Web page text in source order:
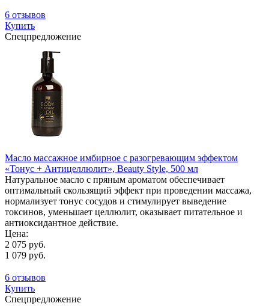
6 отзывов
Купить
Спецпредложение
Масло массажное имбирное с разогревающим эффектом
«Тонус + Антицеллюлит», Beauty Style, 500 мл
Натуральное масло с пряным ароматом обеспечивает
оптимальный скользящий эффект при проведении массажа,
нормализует тонус сосудов и стимулирует выведение
токсинов, уменьшает целлюлит, оказывает питательное и
антиоксидантное действие.
Цена:
2 075 руб.
1 079 руб.
6 отзывов
Купить
Спецпредложение